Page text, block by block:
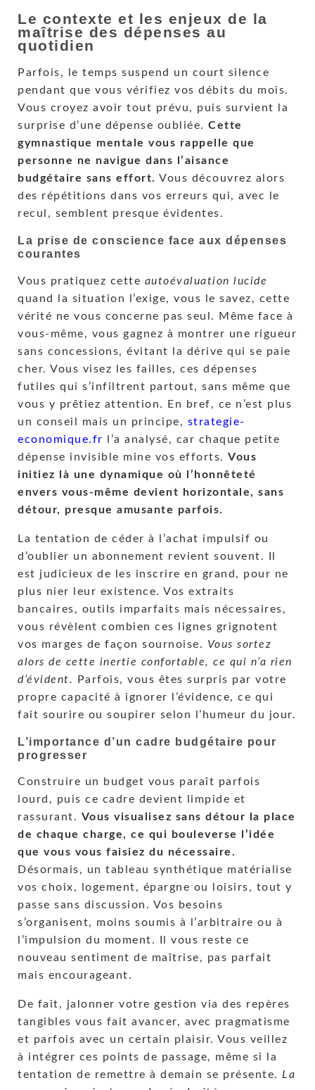
Le contexte et les enjeux de la
maîtrise des dépenses au
quotidien
Parfois, le temps suspend un court silence
pendant que vous vérifiez vos débits du mois.
Vous croyez avoir tout prévu, puis survient la
surprise d’une dépense oubliée. Cette
gymnastique mentale vous rappelle que
personne ne navigue dans l’aisance
budgétaire sans effort. Vous découvrez alors
des répétitions dans vos erreurs qui, avec le
recul, semblent presque évidentes.
La prise de conscience face aux dépenses
courantes
Vous pratiquez cette autoévaluation lucide
quand la situation l’exige, vous le savez, cette
vérité ne vous concerne pas seul. Même face à
vous-même, vous gagnez à montrer une rigueur
sans concessions, évitant la dérive qui se paie
cher. Vous visez les failles, ces dépenses
futiles qui s’infiltrent partout, sans même que
vous y prêtiez attention. En bref, ce n’est plus
un conseil mais un principe, strategie-
economique.fr l’a analysé, car chaque petite
dépense invisible mine vos efforts. Vous
initiez là une dynamique où l’honnêteté
envers vous-même devient horizontale, sans
détour, presque amusante parfois.
La tentation de céder à l’achat impulsif ou
d’oublier un abonnement revient souvent. Il
est judicieux de les inscrire en grand, pour ne
plus nier leur existence. Vos extraits
bancaires, outils imparfaits mais nécessaires,
vous révèlent combien ces lignes grignotent
vos marges de façon sournoise. Vous sortez
alors de cette inertie confortable, ce qui n’a rien
d’évident.
Parfois, vous êtes surpris par votre
propre capacité à ignorer l’évidence, ce qui
fait sourire ou soupirer selon l’humeur du jour.
L’importance d’un cadre budgétaire pour
progresser
Construire un budget vous paraît parfois
lourd, puis ce cadre devient limpide et
rassurant. Vous visualisez sans détour la place
de chaque charge, ce qui bouleverse l’idée
que vous vous faisiez du nécessaire.
Désormais, un tableau synthétique matérialise
vos choix, logement, épargne ou loisirs, tout y
passe sans discussion. Vos besoins
s’organisent, moins soumis à l’arbitraire ou à
l’impulsion du moment. Il vous reste ce
nouveau sentiment de maîtrise, pas parfait
mais encourageant.
De fait, jalonner votre gestion via des repères
tangibles vous fait avancer, avec pragmatisme
et parfois avec un certain plaisir. Vous veillez
à intégrer ces points de passage, même si la
tentation de remettre à demain se présente. La